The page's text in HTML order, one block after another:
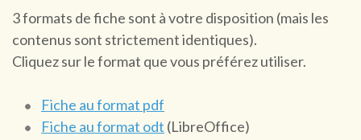
3 formats de fiche sont à votre disposition (mais les
contenus sont strictement identiques).
Cliquez sur le format que vous préférez utiliser.
Fiche au format pdf
Fiche au format odt (LibreOffice)